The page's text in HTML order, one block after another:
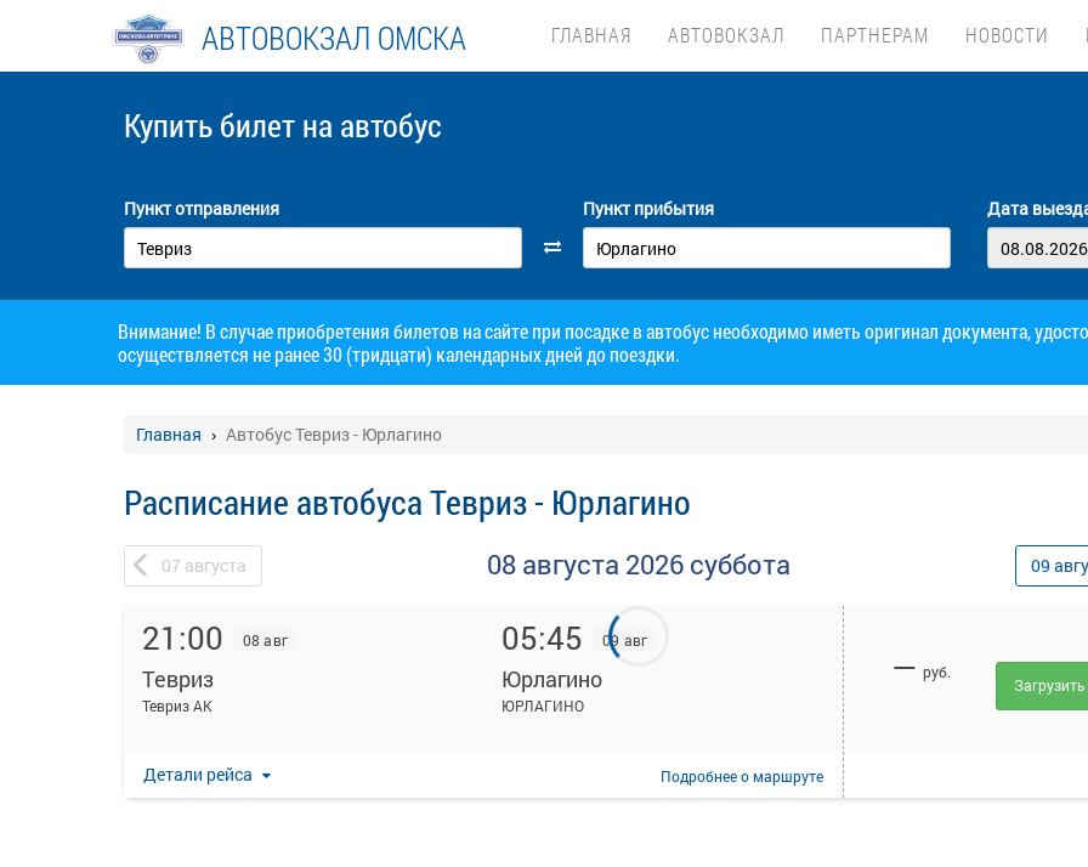
АВТОВОКЗАЛ ОМСКА ГЛАВНАЯ АВТОВОКЗАЛ ПАРТНЕРАМ НОВОСТИ
Купить билет на автобус
Пункт отправления Пункт прибытия Дата
Внимание! В случае приобретения билетов на сайте при посадке в автобус необходимо иметь оригинал документа,
осуществляется не ранее 30 (тридцати) календарных дней до поездки.
Главная Автобус Тевриз - Юрлагино
Расписание автобуса Тевриз - Юрлагино
07 августа 08 августа 2026 суббота 09
21:00 08 авг
Тевриз
Тевриз АК
05:45 09 авг
Юрлагино
ЮРЛАГИНО
Детали рейса Подробнеео маршруте
— руб.